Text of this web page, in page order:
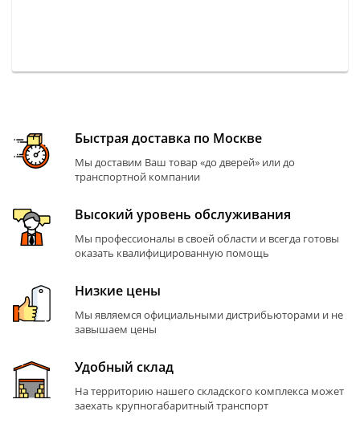
Быстрая доставка по Москве
Мы доставим Ваш товар «до дверей» или до
транспортной компании
Высокий уровень обслуживания
Мы профессионалы в своей области и всегда готовы
оказать квалифицированную помощь
Низкие цены
Мы являемся официальными дистрибьюторами и не
завышаем цены
Удобный склад
На территорию нашего складского комплекса может
заехать крупногабаритный транспорт